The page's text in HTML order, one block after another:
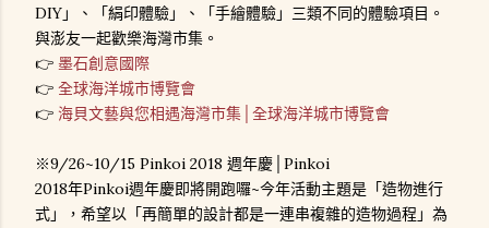
DIY」、「絹印體驗」、「手繪體驗」三類不同的體驗項目。
與澎友一起歡樂海灣市集。
👉 墨石創意國際
👉 全球海洋城市博覽會
👉 海貝文藝與您相遇海灣市集│全球海洋城市博覽會
※9/26~10/15 Pinkoi 2018 週年慶│Pinkoi
2018年Pinkoi週年慶即將開跑囉~今年活動主題是「造物進行
式」，希望以「再簡單的設計都是一連串複雜的造物過程」為